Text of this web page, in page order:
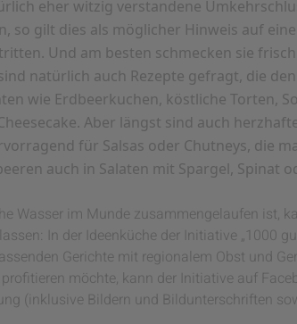
eher witzig verstandene
so gilt dies als möglicher Hinweis auf
Und am besten schmecken sie
natürlich auch Rezepte gefragt, die
wie Erdbeerkuchen, köstliche Torten,
Aber längst sind auch
für Salsas oder Chutneys, die
auch in Salaten mit Spargel, Spinat
Wasser im Munde zusammengelaufen ist,
In der Ideenküche der Initiative „1000
Gerichte mit regionalem Obst und
möchte, kann der Initiative auf
(inklusive Bildern und Bildunterschriften